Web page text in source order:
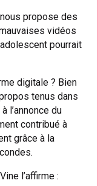
propose des
vidéos
pourrait
digitale ? Bien
tenus dans
l’annonce du
contribué à
grâce à la
l’affirme :